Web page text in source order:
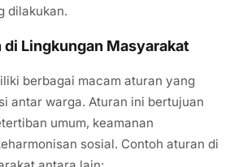
dilakukan.
Lingkungan Masyarakat
berbagai macam aturan yang
antar warga. Aturan ini bertujuan
umum, keamanan
sosial. Contoh aturan di